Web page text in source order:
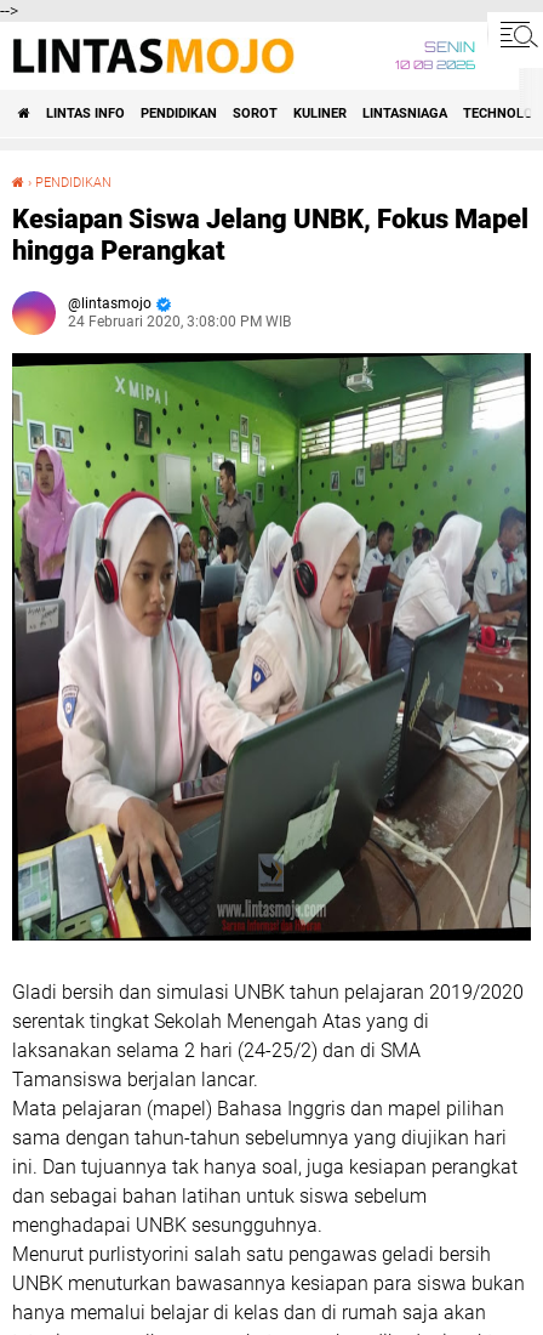
-->
SENIN
10 08 2026
LINTAS INFO PENDIDIKAN SOROT KULINER LINTASNIAGA
› PENDIDIKAN
Kesiapan Siswa Jelang UNBK, Fokus Mapel
hingga Perangkat
lintasmojo
24 Februari 2020, 3:08:00 PM WIB
Gladi bersih dan simulasi UNBK tahun pelajaran 2019/2020
serentak tingkat Sekolah Menengah Atas yang di
laksanakan selama 2 hari (24-25/2) dan di SMA
Tamansiswa berjalan lancar.
Mata pelajaran (mapel) Bahasa Inggris dan mapel pilihan
sama dengan tahun-tahun sebelumnya yang diujikan hari
ini. Dan tujuannya tak hanya soal, juga kesiapan perangkat
dan sebagai bahan latihan untuk siswa sebelum
menghadapai UNBK sesungguhnya.
Menurut purlistyorini salah satu pengawas geladi bersih
UNBK menuturkan bawasannya kesiapan para siswa bukan
hanya memalui belajar di kelas dan di rumah saja akan